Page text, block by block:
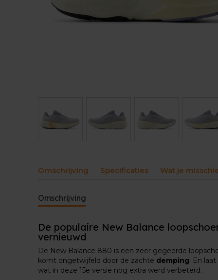
Omschrijving Specificaties Wat je
Omschrijving
De populaire New Balance
vernieuwd
De New Balance 880 is een zeer gegeerde
komt ongetwijfeld door de zachte demping. En
wat in deze 15e versie nog extra werd verbeterd.